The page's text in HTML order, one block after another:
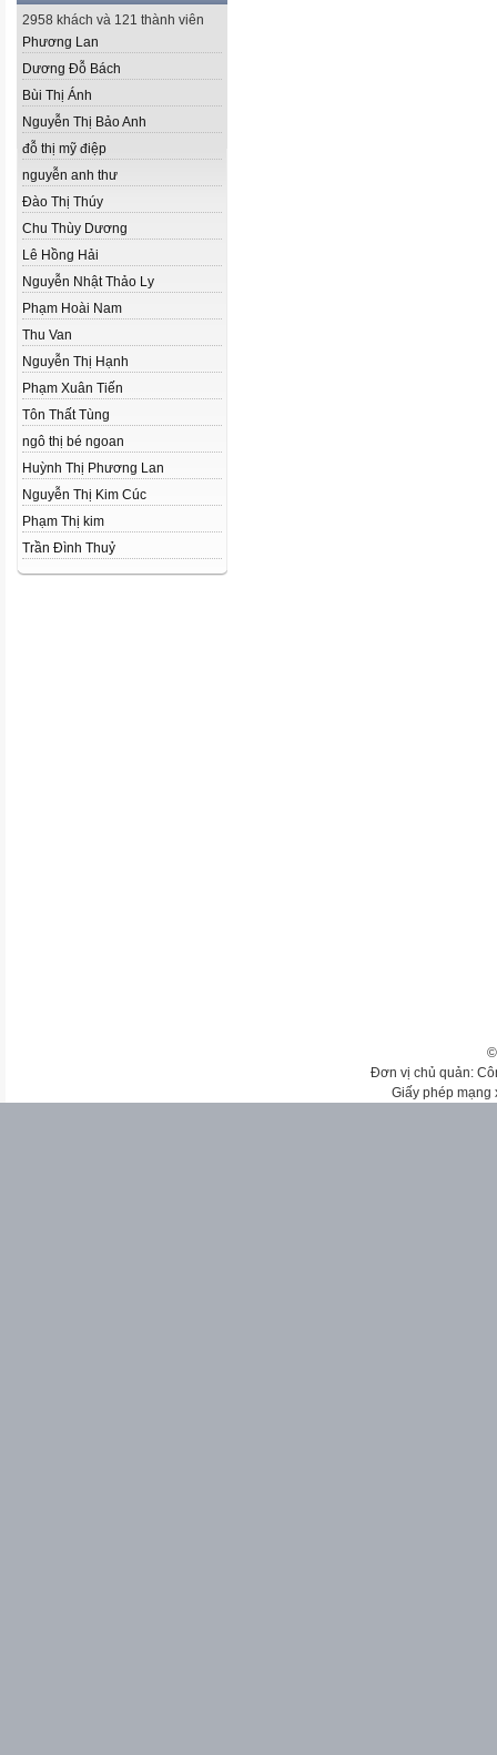
2958 khách và 121 thành viên
Phương Lan
Dương Đỗ Bách
Bùi Thị Ánh
Nguyễn Thị Bảo Anh
đỗ thị mỹ điệp
nguyễn anh thư
Đào Thị Thúy
Chu Thùy Dương
Lê Hồng Hải
Nguyễn Nhật Thảo Ly
Phạm Hoài Nam
Thu Van
Nguyễn Thị Hạnh
Phạm Xuân Tiến
Tôn Thất Tùng
ngô thị bé ngoan
Huỳnh Thị Phương Lan
Nguyễn Thị Kim Cúc
Phạm Thị kim
Trần Đình Thuỷ
Đơn vị chủ quản:
Giấy phép mạng